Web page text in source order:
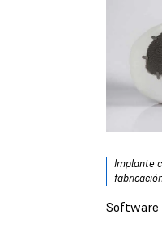
Implante
Software